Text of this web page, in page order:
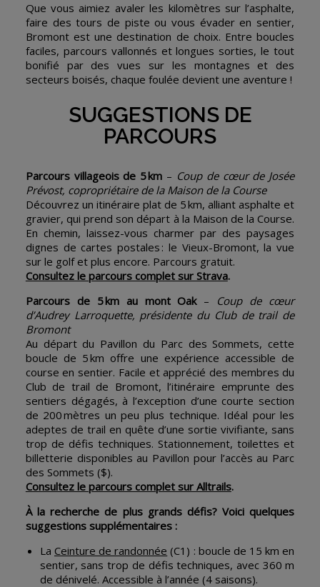
Que vous aimiez avaler les kilomètres sur l’asphalte,
faire des tours de piste ou vous évader en sentier,
Bromont est une destination de choix. Entre boucles
faciles, parcours vallonnés et longues sorties, le tout
bonifié par des vues sur les montagnes et des
secteurs boisés, chaque foulée devient une aventure !
SUGGESTIONS DE
PARCOURS
Parcours villageois de 5 km – Coup de cœur de Josée
Prévost, copropriétaire de la Maison de la Course
Découvrez un itinéraire plat de 5 km, alliant asphalte et
gravier, qui prend son départ à la Maison de la Course.
En chemin, laissez-vous charmer par des paysages
dignes de cartes postales : le Vieux-Bromont, la vue
sur le golf et plus encore. Parcours gratuit.
Consultez le parcours complet sur Strava.
Parcours de 5 km au mont Oak– Coup de cœur
d’Audrey Larroquette, présidente du Club de trail de
Bromont
Au départ du Pavillon du Parc des Sommets, cette
boucle de 5 km offre une expérience accessible de
course en sentier. Facile et apprécié des membres du
Club de trail de Bromont, l’itinéraire emprunte des
sentiers dégagés, à l’exception d’une courte section
de 200 mètres un peu plus technique. Idéal pour les
adeptes de trail en quête d’une sortie vivifiante, sans
trop de défis techniques. Stationnement, toilettes et
billetterie disponibles au Pavillon pour l’accès au Parc
des Sommets ($).
Consultez le parcours complet sur Alltrails.
À la recherche de plus grands défis? Voici quelques
suggestions supplémentaires :
La Ceinture de randonnée (C1) : boucle de 15 km en
sentier, sans trop de défis techniques, avec 360 m
de dénivelé. Accessible à l’année (4 saisons).